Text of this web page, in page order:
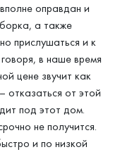
оправдан и
а также
прислушаться и к
в наше время
цене звучит как
отказаться от этой
под этот дом.
не получится.
и по низкой